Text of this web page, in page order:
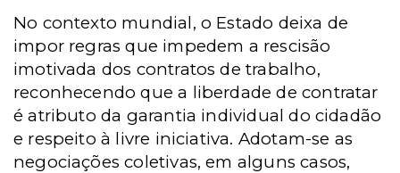
No contexto mundial, o Estado deixa de
impor regras que impedem a rescisão
imotivada dos contratos de trabalho,
reconhecendo que a liberdade de contratar
é atributo da garantia individual do cidadão
e respeito à livre iniciativa. Adotam-se as
negociações coletivas, em alguns casos,